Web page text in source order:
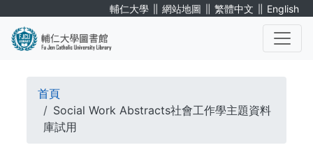
輔仁大學 ∥ 網站地圖 ∥ 繁體中文 ∥ English
導
航
首頁
Social Work Abstracts社會工作學主題資料
庫試用